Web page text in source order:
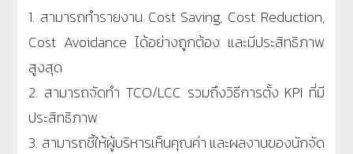
1. สามารถทำรายงาน Cost Saving, Cost Reduction,
Cost Avoidance ได้อย่างถูกต้อง และมีประสิทธิภาพ
สูงสุด
2. สามารถจัดทำ TCO/LCC รวมถึงวิธีการตั้ง KPI ที่มี
ประสิทธิภาพ
3. สามารถชี้ให้ผู้บริหารเห็นคุณค่า และผลงานของนักจัด